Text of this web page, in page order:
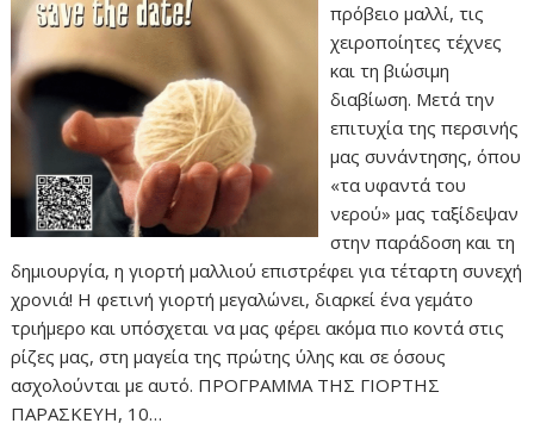
πρόβειο μαλλί, τις
χειροποίητες τέχνες
και τη βιώσιμη
διαβίωση. Μετά την
επιτυχία της περσινής
μας συνάντησης, όπου
«τα υφαντά του
νερού» μας ταξίδεψαν
στην παράδοση και τη
δημιουργία, η γιορτή μαλλιού επιστρέφει για τέταρτη συνεχή
χρονιά! Η φετινή γιορτή μεγαλώνει, διαρκεί ένα γεμάτο
τριήμερο και υπόσχεται να μας φέρει ακόμα πιο κοντά στις
ρίζες μας, στη μαγεία της πρώτης ύλης και σε όσους
ασχολούνται με αυτό. ΠΡΟΓΡΑΜΜΑ ΤΗΣ ΓΙΟΡΤΗΣ
ΠΑΡΑΣΚΕΥΗ, 10…